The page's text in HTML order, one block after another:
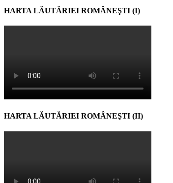
HARTA LĂUTĂRIEI ROMÂNEŞTI (I)
HARTA LĂUTĂRIEI ROMÂNEŞTI (II)